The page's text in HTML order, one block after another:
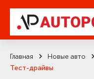
Главная Новые авто
Тест-драйвы